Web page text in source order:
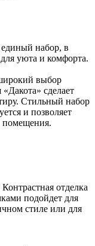
единый набор, в
уюта и комфорта.
выбор
сделает
Стильный набор
и позволяет
помещения.
отделка
подойдет для
стиле или для